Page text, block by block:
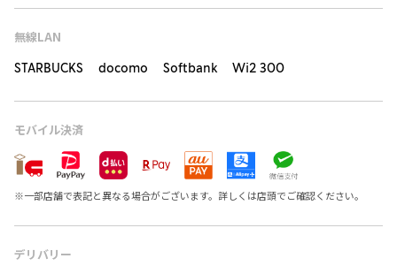
無線LAN
STARBUCKS docomo Softbank Wi2 300
モバイル決済
※一部店舗で表記と異なる場合がございます。詳しくは店頭でご確認ください。
デリバリー